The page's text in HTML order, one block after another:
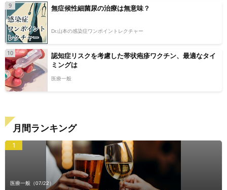
9 無症候性細菌尿の治療は無意味？
Dr.山本の感染症ワンポイントレクチャー
10
認知症リスクを考慮した帯状疱疹ワクチン、最適なタイ
ミングは
医療一般
月間ランキング
1
医療一般 （07/22）